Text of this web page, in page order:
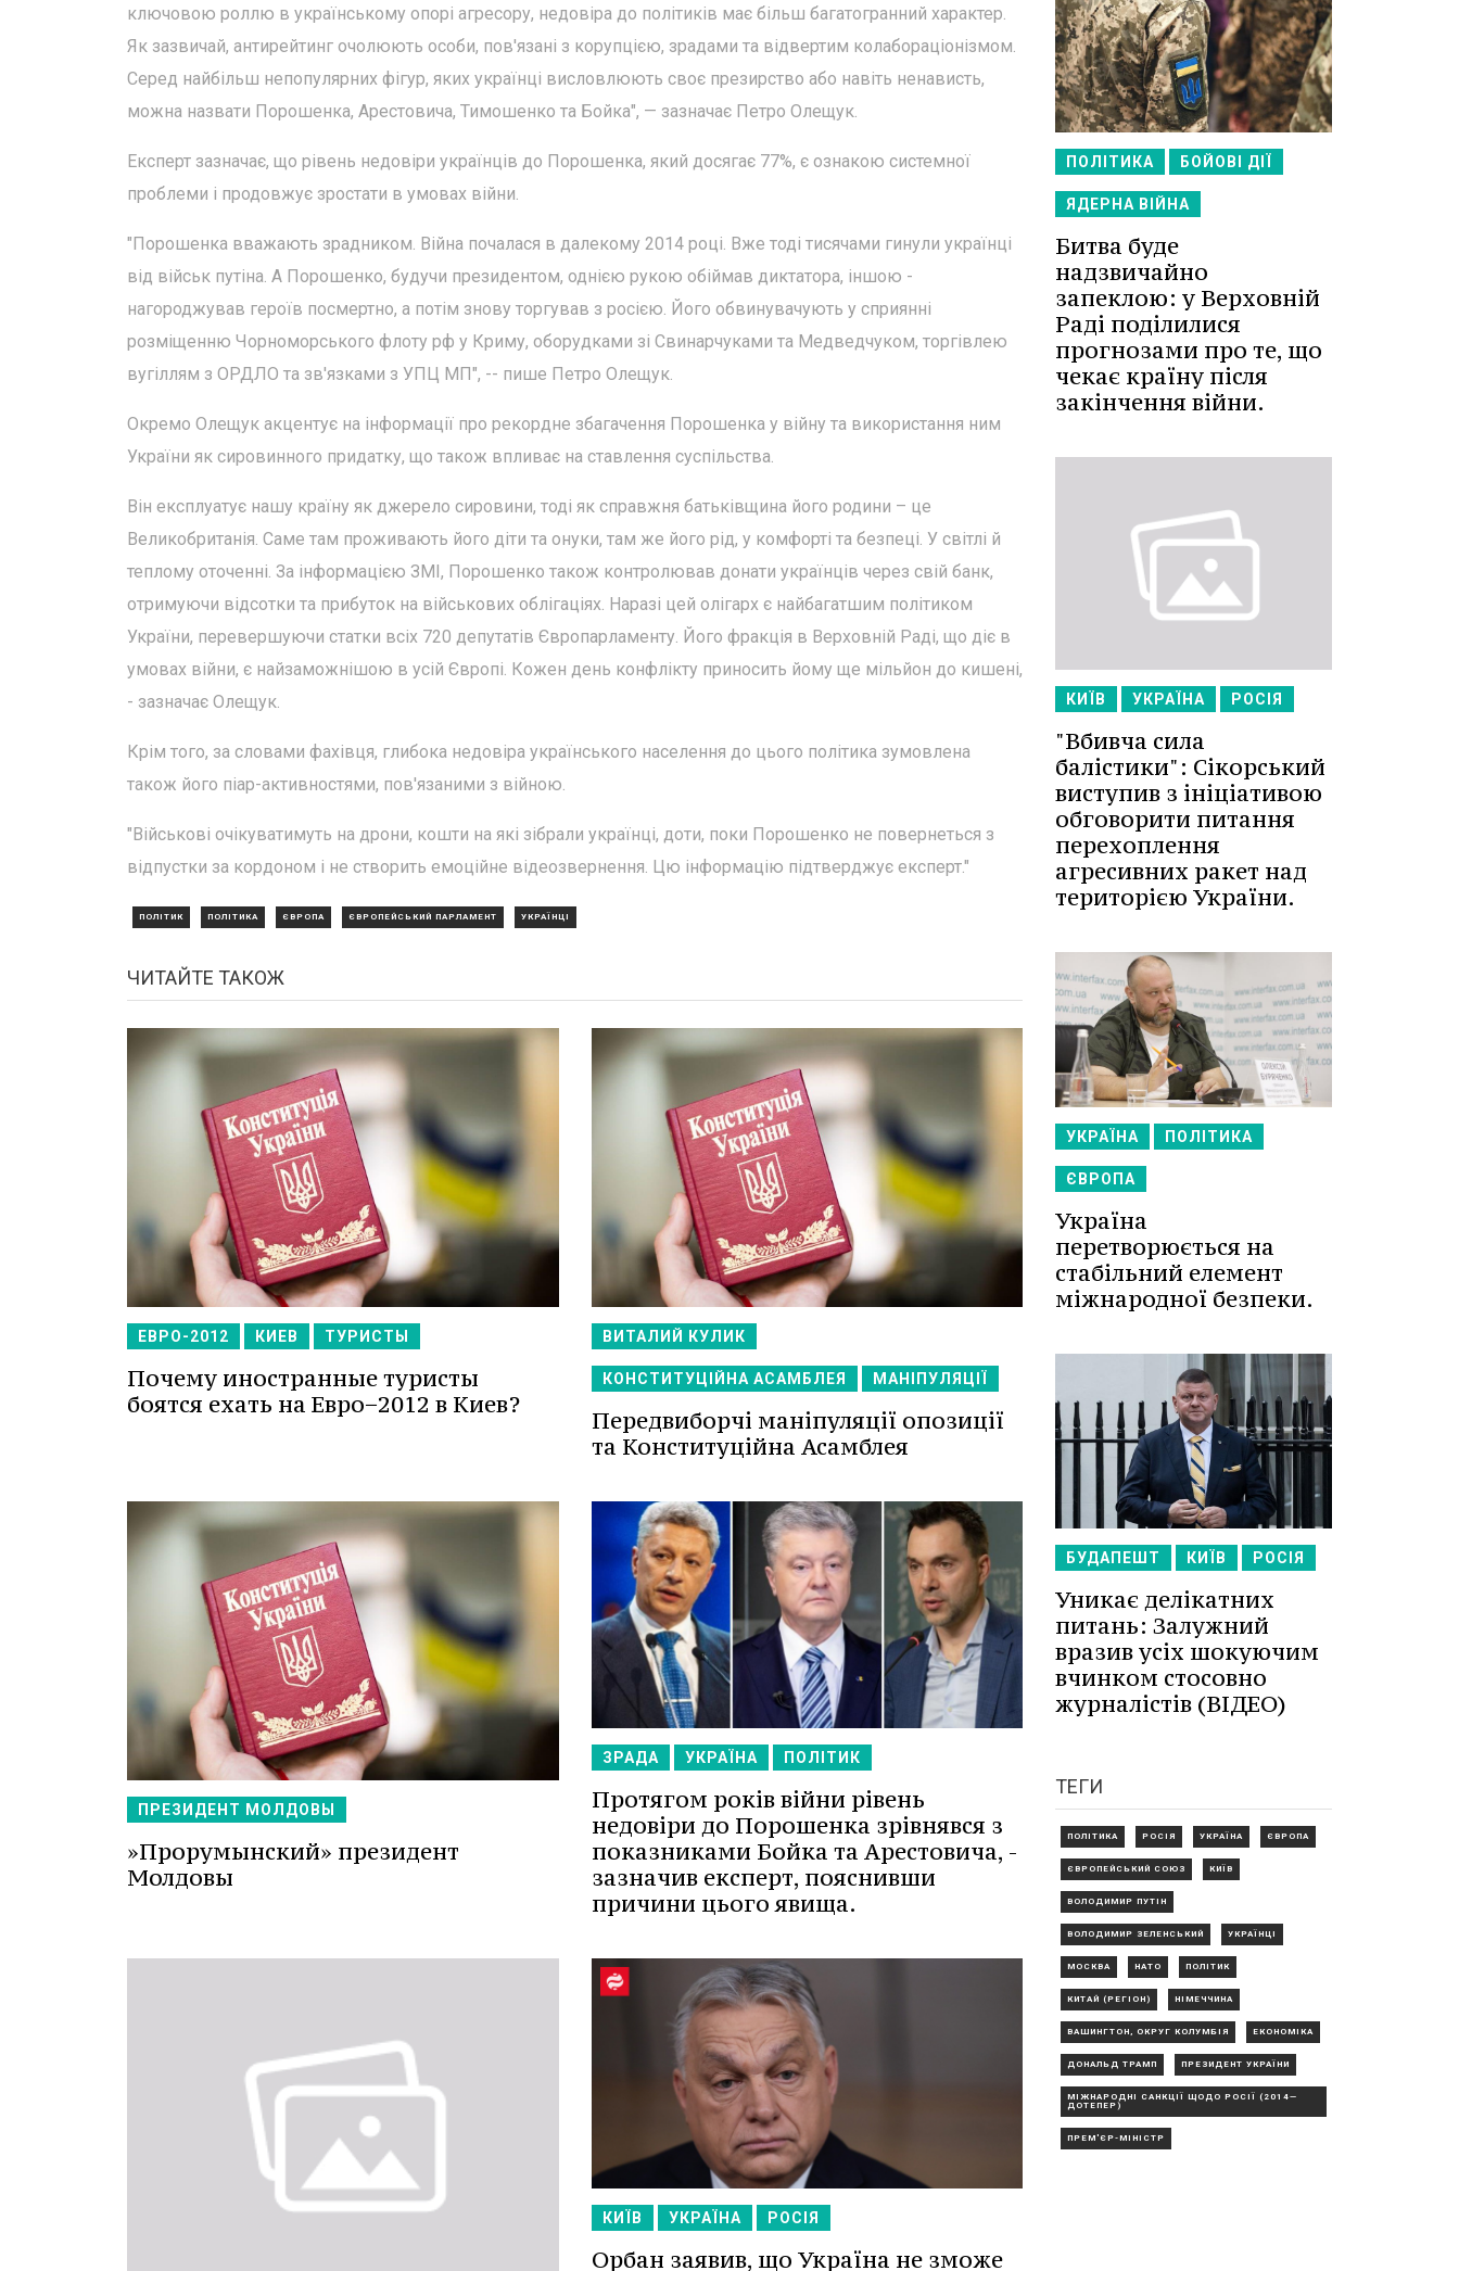
ключовою роллю в українському опорі агресору, недовіра до політиків має більш багатогранний характер.
Як зазвичай, антирейтинг очолюють особи, пов'язані з корупцією, зрадами та відвертим колабораціонізмом.
Серед найбільш непопулярних фігур, яких українці висловлюють своє презирство або навіть ненависть,
можна назвати Порошенка, Арестовича, Тимошенко та Бойка", — зазначає Петро Олещук.
Експерт зазначає, що рівень недовіри українців до Порошенка, який досягає 77%, є ознакою системної
проблеми і продовжує зростати в умовах війни.
"Порошенка вважають зрадником. Війна почалася в далекому 2014 році. Вже тоді тисячами гинули українці
від військ путіна. А Порошенко, будучи президентом, однією рукою обіймав диктатора, іншою -
нагороджував героїв посмертно, а потім знову торгував з росією. Його обвинувачують у сприянні
розміщенню Чорноморського флоту рф у Криму, оборудками зі Свинарчуками та Медведчуком, торгівлею
вугіллям з ОРДЛО та зв'язками з УПЦ МП", -- пише Петро Олещук.
Окремо Олещук акцентує на інформації про рекордне збагачення Порошенка у війну та використання ним
України як сировинного придатку, що також впливає на ставлення суспільства.
Він експлуатує нашу країну як джерело сировини, тоді як справжня батьківщина його родини – це
Великобританія. Саме там проживають його діти та онуки, там же його рід, у комфорті та безпеці. У світлі й
теплому оточенні. За інформацією ЗМІ, Порошенко також контролював донати українців через свій банк,
отримуючи відсотки та прибуток на військових облігаціях. Наразі цей олігарх є найбагатшим політиком
України, перевершуючи статки всіх 720 депутатів Європарламенту. Його фракція в Верховній Раді, що діє в
умовах війни, є найзаможнішою в усій Європі. Кожен день конфлікту приносить йому ще мільйон до кишені,
- зазначає Олещук.
Крім того, за словами фахівця, глибока недовіра українського населення до цього політика зумовлена
також його піар-активностями, пов'язаними з війною.
"Військові очікуватимуть на дрони, кошти на які зібрали українці, доти, поки Порошенко не повернеться з
відпустки за кордоном і не створить емоційне відеозвернення. Цю інформацію підтверджує експерт."
ПОЛІТИК ПОЛІТИКА ЄВРОПА ЄВРОПЕЙСЬКИЙ ПАРЛАМЕНТ УКРАЇНЦІ
ЧИТАЙТЕ ТАКОЖ
ЕВРО-2012 КИЕВ ТУРИСТЫ
Почему иностранные туристы
боятся ехать на Евро−2012 в Киев?
ВИТАЛИЙ КУЛИК
КОНСТИТУЦІЙНА АСАМБЛЕЯ МАНІПУЛЯЦІЇ
Передвиборчі маніпуляції опозиції
та Конституційна Асамблея
ПРЕЗИДЕНТ МОЛДОВЫ
»Прорумынский» президент
Молдовы
ЗРАДА УКРАЇНА ПОЛІТИК
Протягом років війни рівень
недовіри до Порошенка зрівнявся з
показниками Бойка та Арестовича, -
зазначив експерт, пояснивши
причини цього явища.
КИЇВ УКРАЇНА РОСІЯ
Орбан заявив, що Україна не зможе
ПОЛІТИКА БОЙОВІ ДІЇ
ЯДЕРНА ВІЙНА
Битва буде
надзвичайно
запеклою: у Верховній
Раді поділилися
прогнозами про те, що
чекає країну після
закінчення війни.
КИЇВ УКРАЇНА РОСІЯ
"Вбивча сила
балістики": Сікорський
виступив з ініціативою
обговорити питання
перехоплення
агресивних ракет над
територією України.
УКРАЇНА ПОЛІТИКА
ЄВРОПА
Україна
перетворюється на
стабільний елемент
міжнародної безпеки.
БУДАПЕШТ КИЇВ РОСІЯ
Уникає делікатних
питань: Залужний
вразив усіх шокуючим
вчинком стосовно
журналістів (ВІДЕО)
ТЕГИ
ПОЛІТИКА РОСІЯ УКРАЇНА ЄВРОПА
ЄВРОПЕЙСЬКИЙ СОЮЗ КИЇВ
ВОЛОДИМИР ПУТІН
ВОЛОДИМИР ЗЕЛЕНСЬКИЙ УКРАЇНЦІ
МОСКВА НАТО ПОЛІТИК
КИТАЙ (РЕГІОН) НІМЕЧЧИНА
ВАШИНГТОН, ОКРУГ КОЛУМБІЯ ЕКОНОМІКА
ДОНАЛЬД ТРАМП ПРЕЗИДЕНТ УКРАЇНИ
МІЖНАРОДНІ САНКЦІЇ ЩОДО РОСІЇ (2014—
ДОТЕПЕР)
ПРЕМ'ЄР-МІНІСТР